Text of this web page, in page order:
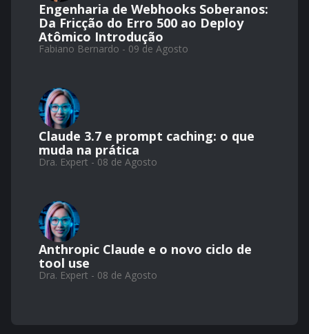
Engenharia de Webhooks Soberanos:
Da Fricção do Erro 500 ao Deploy
Atômico Introdução
Fabiano Bernardo - 09 de Agosto
Claude 3.7 e prompt caching: o que
muda na prática
Dra. Expert - 08 de Agosto
Anthropic Claude e o novo ciclo de
tool use
Dra. Expert - 08 de Agosto